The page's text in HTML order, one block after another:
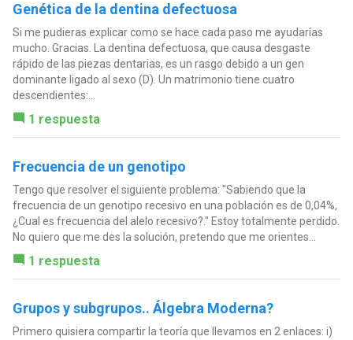
Genética de la dentina defectuosa
Si me pudieras explicar como se hace cada paso me ayudarías
mucho. Gracias. La dentina defectuosa, que causa desgaste
rápido de las piezas dentarias, es un rasgo debido a un gen
dominante ligado al sexo (D). Un matrimonio tiene cuatro
descendientes:...
1 respuesta
Frecuencia de un genotipo
Tengo que resolver el siguiente problema: "Sabiendo que la
frecuencia de un genotipo recesivo en una población es de 0,04%,
¿Cual es frecuencia del alelo recesivo?." Estoy totalmente perdido.
No quiero que me des la solución, pretendo que me orientes...
1 respuesta
Grupos y subgrupos.. Álgebra Moderna?
Primero quisiera compartir la teoría que llevamos en 2 enlaces: i)